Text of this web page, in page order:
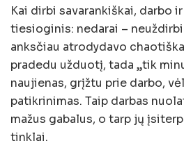
Kai dirbi savarankiškai, darbo
tiesioginis: nedarai –
anksčiau atrodydavo
pradedu užduotį, tada „tik
naujienas, grįžtu prie darbo,
patikrinimas. Taip darbas
mažus gabalus, o tarp jų
tinklai.